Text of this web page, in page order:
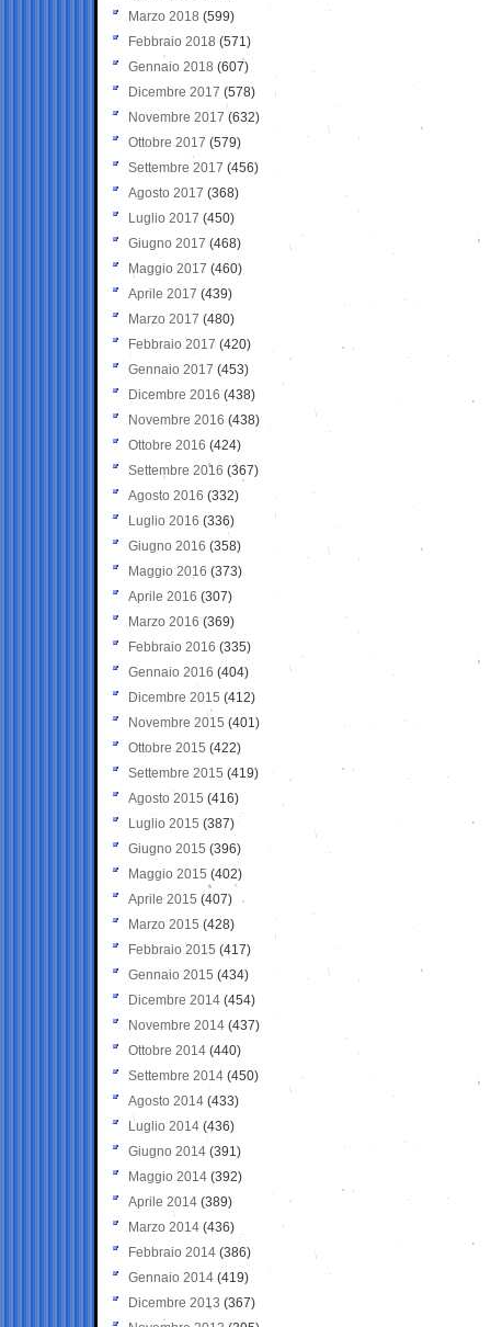
Marzo 2018 (599)
Febbraio 2018 (571)
Gennaio 2018 (607)
Dicembre 2017 (578)
Novembre 2017 (632)
Ottobre 2017 (579)
Settembre 2017 (456)
Agosto 2017 (368)
Luglio 2017 (450)
Giugno 2017 (468)
Maggio 2017 (460)
Aprile 2017 (439)
Marzo 2017 (480)
Febbraio 2017 (420)
Gennaio 2017 (453)
Dicembre 2016 (438)
Novembre 2016 (438)
Ottobre 2016 (424)
Settembre 2016 (367)
Agosto 2016 (332)
Luglio 2016 (336)
Giugno 2016 (358)
Maggio 2016 (373)
Aprile 2016 (307)
Marzo 2016 (369)
Febbraio 2016 (335)
Gennaio 2016 (404)
Dicembre 2015 (412)
Novembre 2015 (401)
Ottobre 2015 (422)
Settembre 2015 (419)
Agosto 2015 (416)
Luglio 2015 (387)
Giugno 2015 (396)
Maggio 2015 (402)
Aprile 2015 (407)
Marzo 2015 (428)
Febbraio 2015 (417)
Gennaio 2015 (434)
Dicembre 2014 (454)
Novembre 2014 (437)
Ottobre 2014 (440)
Settembre 2014 (450)
Agosto 2014 (433)
Luglio 2014 (436)
Giugno 2014 (391)
Maggio 2014 (392)
Aprile 2014 (389)
Marzo 2014 (436)
Febbraio 2014 (386)
Gennaio 2014 (419)
Dicembre 2013 (367)